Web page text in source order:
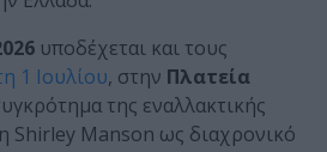
υποδέχεται και τους
1 Ιουλίου, στην Πλατεία
της εναλλακτικής
Shirley Manson ως διαχρονικό